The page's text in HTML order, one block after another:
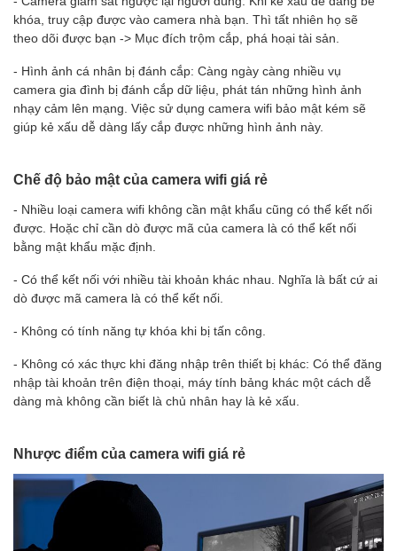
khóa, truy cập được vào camera nhà bạn. Thì tất nhiên họ sẽ
theo dõi được bạn -> Mục đích trộm cắp, phá hoại tài sản.
- Hình ảnh cá nhân bị đánh cắp: Càng ngày càng nhiều vụ
camera gia đình bị đánh cắp dữ liệu, phát tán những hình ảnh
nhạy cảm lên mạng. Việc sử dụng camera wifi bảo mật kém sẽ
giúp kẻ xấu dễ dàng lấy cắp được những hình ảnh này.
Chế độ bảo mật của camera wifi giá rẻ
- Nhiều loại camera wifi không cần mật khẩu cũng có thể kết nối
được. Hoặc chỉ cần dò được mã của camera là có thể kết nối
bằng mật khẩu mặc định.
- Có thể kết nối với nhiều tài khoản khác nhau. Nghĩa là bất cứ ai
dò được mã camera là có thể kết nối.
- Không có tính năng tự khóa khi bị tấn công.
- Không có xác thực khi đăng nhập trên thiết bị khác: Có thể đăng
nhập tài khoản trên điện thoại, máy tính bảng khác một cách dễ
dàng mà không cần biết là chủ nhân hay là kẻ xấu.
Nhược điểm của camera wifi giá rẻ